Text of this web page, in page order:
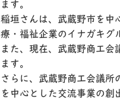
ます。
稲垣さんは、武蔵野市を中
療・福祉企業のイナガキグ
また、現在、武蔵野商工
ます。
さらに、武蔵野商工会議所
を中心とした交流事業の創